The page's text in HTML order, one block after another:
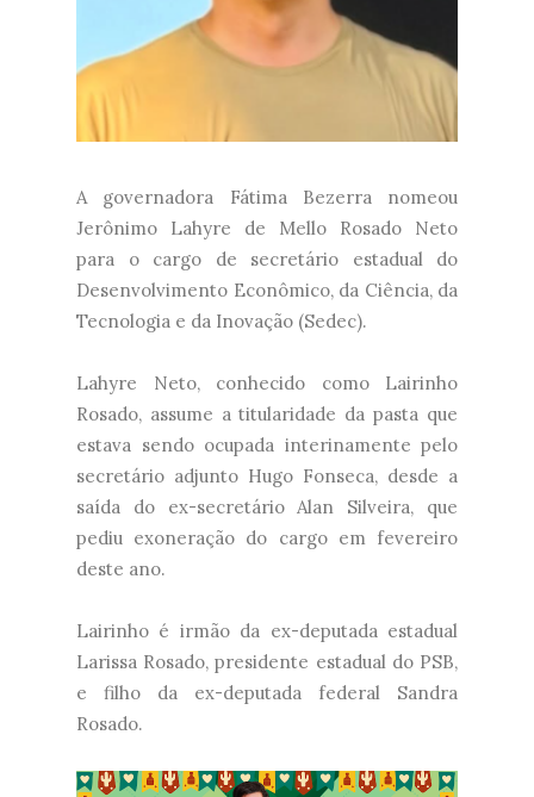
A governadora Fátima Bezerra nomeou
Jerônimo Lahyre de Mello Rosado Neto
para o cargo de secretário estadual do
Desenvolvimento Econômico, da Ciência, da
Tecnologia e da Inovação (Sedec).
Lahyre Neto, conhecido como Lairinho
Rosado, assume a titularidade da pasta que
estava sendo ocupada interinamente pelo
secretário adjunto Hugo Fonseca, desde a
saída do ex-secretário Alan Silveira, que
pediu exoneração do cargo em fevereiro
deste ano.
Lairinho é irmão da ex-deputada estadual
Larissa Rosado, presidente estadual do PSB,
e filho da ex-deputada federal Sandra
Rosado.